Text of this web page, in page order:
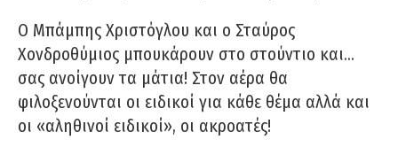
O Μπάμπης Χριστόγλου και ο Σταύρος
Χονδροθύμιος μπουκάρουν στο στούντιο και…
σας ανοίγουν τα μάτια! Στον αέρα θα
φιλοξενούνται οι ειδικοί για κάθε θέμα αλλά και
οι «αληθινοί ειδικοί», οι ακροατές!